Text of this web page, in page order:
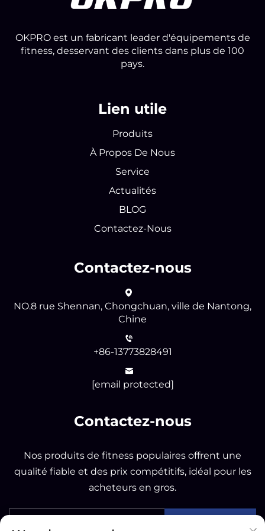
OKPRO est un fabricant leader d'équipements de
fitness, desservant des clients dans plus de 100
pays.
Lien utile
Produits
À Propos De Nous
Service
Actualités
BLOG
Contactez-Nous
Contactez-nous
NO.8 rue Shennan, Chongchuan, ville de Nantong,
Chine
+86-13773828491
[email protected]
Contactez-nous
Nos produits de fitness populaires offrent une
qualité fiable et des prix compétitifs, idéal pour les
acheteurs en gros.